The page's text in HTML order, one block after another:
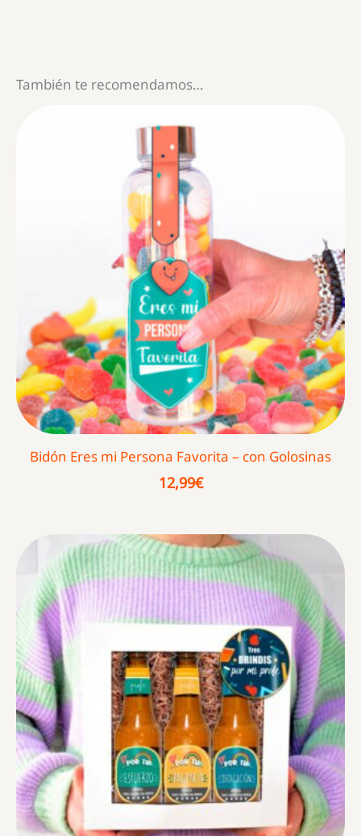
También te recomendamos…
Bidón Eres mi Persona Favorita – con Golosinas
12,99€